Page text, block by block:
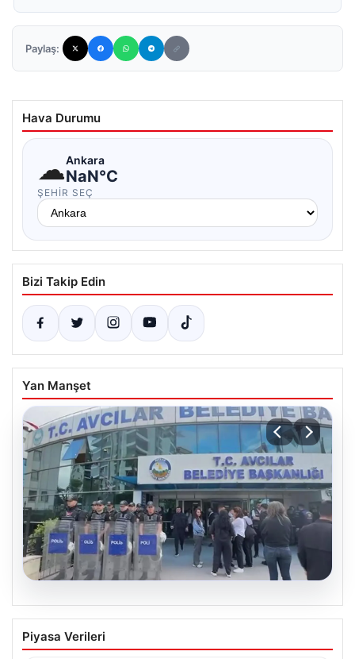
Paylaş:
Hava Durumu
☁Ankara
NaN°C
ŞEHIR SEÇ
Bizi Takip Edin
Yan Manşet
05.08.2026
Avcılar Belediyesi’ne operasyon. 12
şüpheli gözaltına alındı
Piyasa Verileri